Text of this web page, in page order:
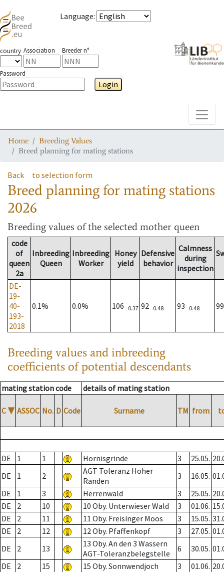
Language:
country Association Breeder n°
Password
Login
Home
Breeding Values
Breed planning for mating stations
Back to selection form
Breed planning for mating stations
2026
Breeding values of the selected mother queen
code
of
queen
2a
Inbreeding
Queen
Inbreeding
Worker
Honey
yield
Defensive
behavior
Calmness
during
inspection
DE-
19-
40-
193-
2018
0.1% 0.0% 106 0.37 92 0.48 93 0.48
Breeding values and inbreeding
coefficients of potential descendants
mating station code details of mating station
C ▼ ASSOC No. D Code Surname TM from
DE 1 1 Hornisgrinde 3 25.05.
DE
1 2
AGT Toleranz Hoher
Randen
3 16.05.
DE
1 3 Herrenwald 3 25.05.
DE
2 10 10 Oby. Unterwieser Wald 3 01.06.
DE
2 11 11 Oby. Freisinger Moos 3 15.05.
DE
2 12 12 Oby. Pfaffenkopf 3 27.05.
DE
2 13
13 Oby. An den 3 Wassern
AGT-Toleranzbelegstelle
6 30.05.
DE
2 15 15 Oby. Sonnwendjoch 3 01.06.